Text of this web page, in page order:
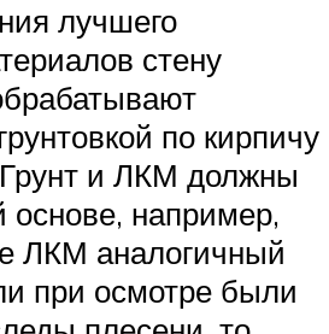
лучшего
стену
по кирпичу
Грунт и ЛКМ должны
основе, например,
ЛКМ аналогичный
при осмотре были